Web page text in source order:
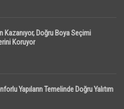
Kazanıyor, Doğru Boya Seçimi
Koruyor
Yapıların Temelinde Doğru Yalıtım